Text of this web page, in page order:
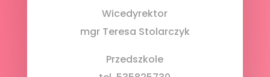
Wicedyrektor
mgr Teresa Stolarczyk
Przedszkole